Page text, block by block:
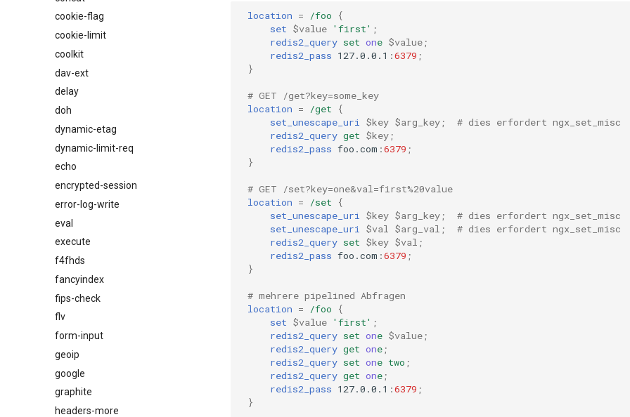
cookie-flag
cookie-limit
coolkit
dav-ext
delay
doh
dynamic-etag
dynamic-limit-req
echo
encrypted-session
error-log-write
eval
execute
f4fhds
fancyindex
fips-check
flv
form-input
geoip
google
graphite
headers-more
location = /foo
{
set $value 'first' ;
redis2_query set one $value ;
redis2_pass 127.0.0.1 :6379 ;
}
# GET /get?key=some_key
location = /get
{
set_unescape_uri
$key $arg_key ;
# dies erfordert ngx_set_misc
redis2_query get $key ;
redis2_pass foo.com :6379 ;
}
# GET /set?key=one&val=first%20value
location = /set
{
set_unescape_uri
$key $arg_key ;
# dies erfordert ngx_set_misc
set_unescape_uri
$val $arg_val ;
# dies erfordert ngx_set_misc
redis2_query set $key $val ;
redis2_pass foo.com :6379 ;
}
# mehrere pipelined Abfragen
location = /foo
{
set $value 'first' ;
redis2_query set one $value ;
redis2_query get one ;
redis2_query set one two ;
redis2_query get one ;
redis2_pass 127.0.0.1 :6379 ;
}